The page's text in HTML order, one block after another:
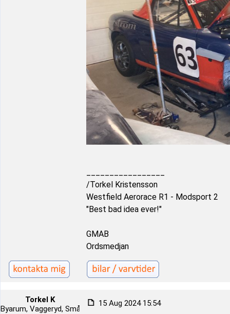
/Torkel Kristensson
Westfield Aerorace R1 - Modsport 2
"Best bad idea ever!"
GMAB
Ordsmedjan
Torkel K
Byarum, Vaggeryd, Småland, Sverige
15 Aug 2024 15:54